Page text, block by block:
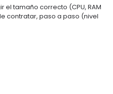
el tamaño correcto (CPU, RAM
contratar, paso a paso (nivel